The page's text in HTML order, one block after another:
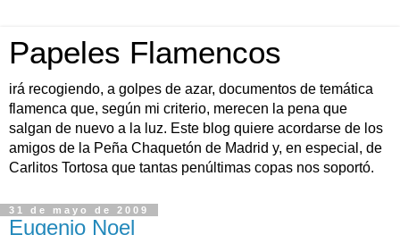
Papeles Flamencos
irá recogiendo, a golpes de azar, documentos de temática
flamenca que, según mi criterio, merecen la pena que
salgan de nuevo a la luz. Este blog quiere acordarse de los
amigos de la Peña Chaquetón de Madrid y, en especial, de
Carlitos Tortosa que tantas penúltimas copas nos soportó.
31 de mayo de 2009
Eugenio Noel